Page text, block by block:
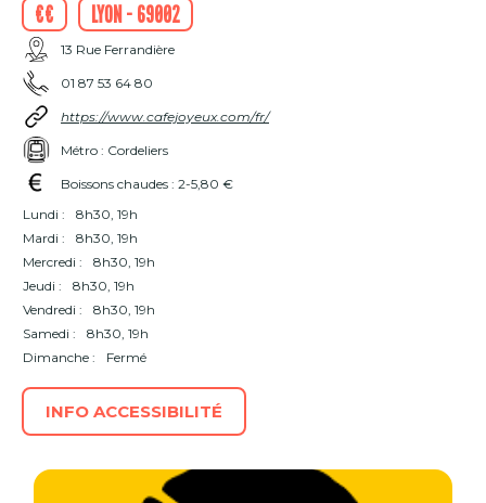
€€
Lyon - 69002
13 Rue Ferrandière
01 87 53 64 80
https://www.cafejoyeux.com/fr/
Métro : Cordeliers
Boissons chaudes : 2-5,80 €
Lundi :
8h30, 19h
Mardi :
8h30, 19h
Mercredi :
8h30, 19h
Jeudi :
8h30, 19h
Vendredi :
8h30, 19h
Samedi :
8h30, 19h
Dimanche :
Fermé
INFO ACCESSIBILITÉ